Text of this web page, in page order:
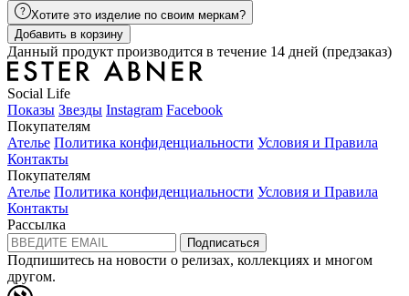
Хотите это изделие по своим меркам?
Добавить в корзину
Данный продукт производится в течение 14 дней (предзаказ)
Social Life
Показы Звезды Instagram Facebook
Покупателям
Ателье Политика конфиденциальности Условия и Правила
Контакты
Покупателям
Ателье Политика конфиденциальности Условия и Правила
Контакты
Рассылка
Подписаться
Подпишитесь на новости о релизах, коллекциях и многом
другом.